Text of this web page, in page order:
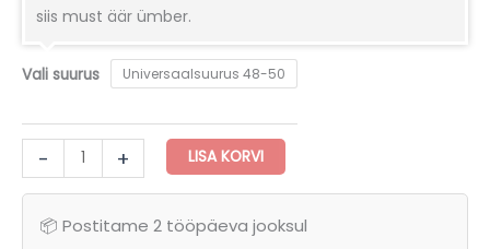
siis must äär ümber.
Vali suurus Universaalsuurus 48-50
-
mustriga
pikk
+ LISA KORVI
📦 Postitame 2 tööpäeva jooksul